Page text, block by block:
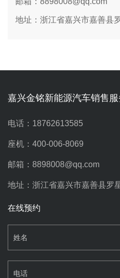
地址：浙江省嘉兴市嘉善县
嘉兴金铭新能源汽车销售服
电话：18762613585
座机：400-006-8069
邮箱：8898008@qq.com
地址：浙江省嘉兴市嘉善县罗
在线预约